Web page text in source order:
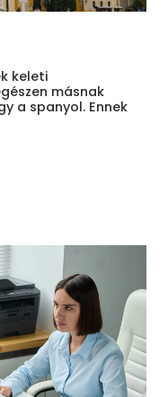
keleti
másnak
a spanyol. Ennek